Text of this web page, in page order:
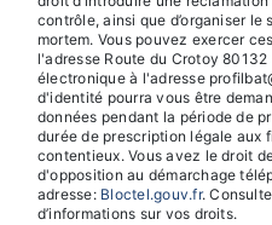
contrôle, ainsi que d’organiser
mortem. Vous pouvez exercer
l'adresse Route du Crotoy
électronique à l'adresse
d'identité pourra vous être
données pendant la période de
durée de prescription légale aux
contentieux. Vous avez le droit
d'opposition au démarchage
adresse: Bloctel.gouv.fr.
d’informations sur vos droits.